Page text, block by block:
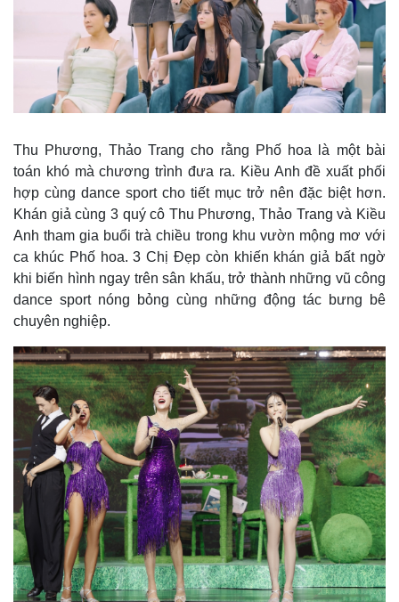
Thế giới
Quan sát
Cuộc sống đó đây
Hồ sơ
Multimedia
Video
Ảnh
E-Magazine
Infographic
Thu Phương, Thảo Trang cho rằng Phố hoa là một bài
toán khó mà chương trình đưa ra. Kiều Anh đề xuất phối
hợp cùng dance sport cho tiết mục trở nên đặc biệt hơn.
Khán giả cùng 3 quý cô Thu Phương, Thảo Trang và Kiều
Anh tham gia buổi trà chiều trong khu vườn mộng mơ với
ca khúc Phố hoa. 3 Chị Đẹp còn khiến khán giả bất ngờ
khi biến hình ngay trên sân khấu, trở thành những vũ công
dance sport nóng bỏng cùng những động tác bưng bê
chuyên nghiệp.